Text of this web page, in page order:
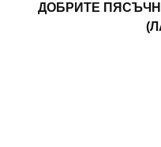
ДОБРИТЕ